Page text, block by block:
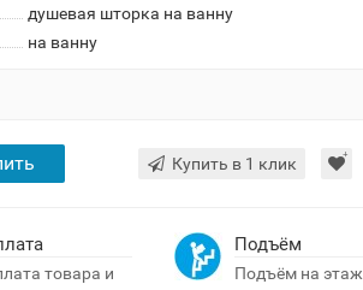
душевая шторка на ванну
на ванну
Купить в 1 клик
товара и
Подъём
Подъём на этаж